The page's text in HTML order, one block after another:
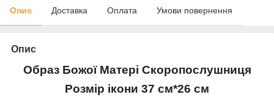
Опис Доставка Оплата Умови повернення
Опис
Образ Божої Матері Скоропослушниця
Розмір ікони 37 см*26 см